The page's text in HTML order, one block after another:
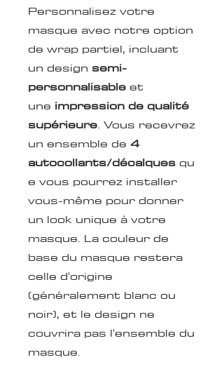
Personnalisez votre
masque avec notre option
de wrap partiel, incluant
un design semi-
personnalisableet
une impression de qualité
supérieure. Vous recevrez
un ensemble de 4
autocollants/décalquesqu
e vous pourrez installer
vous-même pour donner
un look unique à votre
masque. La couleur de
base du masque restera
celle d'origine
(généralement blanc ou
noir), et le design ne
couvrira pas l'ensemble du
masque.